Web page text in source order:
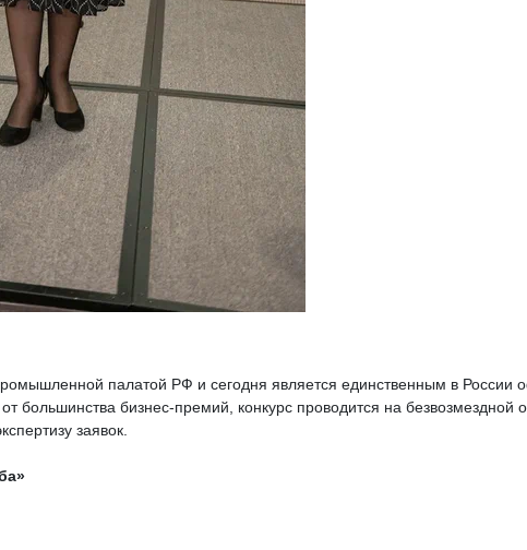
палатой РФ и сегодня является единственным в России
большинства бизнес-премий, конкурс проводится на безвозмездной
заявок.